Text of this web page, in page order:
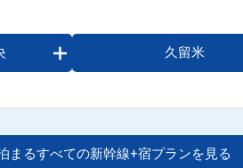
久留米
まるすべての新幹線+宿プランを見る